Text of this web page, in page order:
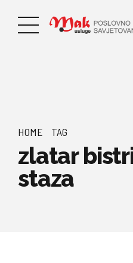
HOME TAG
zlatar
staza